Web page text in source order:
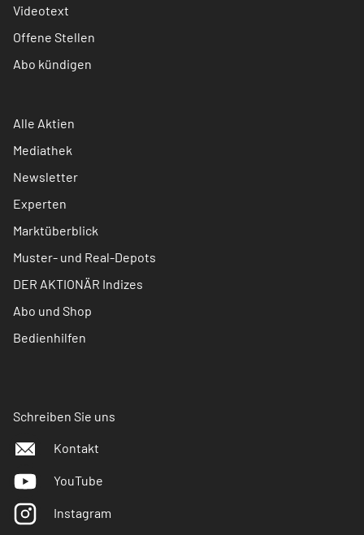
Videotext
Offene Stellen
Abo kündigen
Alle Aktien
Mediathek
Newsletter
Experten
Marktüberblick
Muster- und Real-Depots
DER AKTIONÄR Indizes
Abo und Shop
Bedienhilfen
Schreiben Sie uns
Kontakt
YouTube
Instagram